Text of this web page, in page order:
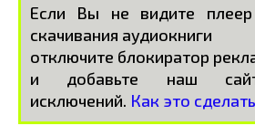
Если Вы не видите
скачивания аудиокниги
отключите блокиратор
и добавьте наш
исключений. Как это